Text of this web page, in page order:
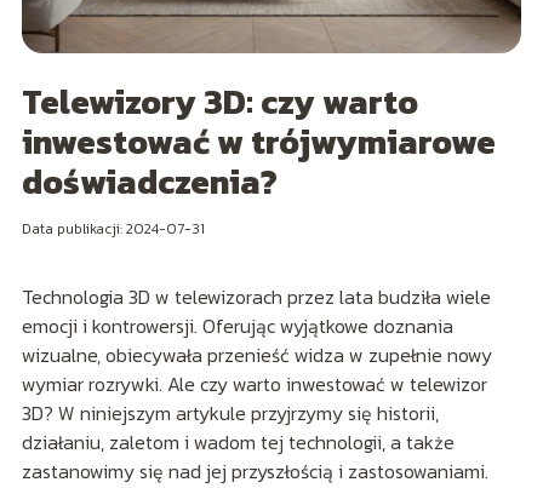
Telewizory 3D: czy warto
inwestować w trójwymiarowe
doświadczenia?
Data publikacji: 2024-07-31
Technologia 3D w telewizorach przez lata budziła wiele
emocji i kontrowersji. Oferując wyjątkowe doznania
wizualne, obiecywała przenieść widza w zupełnie nowy
wymiar rozrywki. Ale czy warto inwestować w telewizor
3D? W niniejszym artykule przyjrzymy się historii,
działaniu, zaletom i wadom tej technologii, a także
zastanowimy się nad jej przyszłością i zastosowaniami.